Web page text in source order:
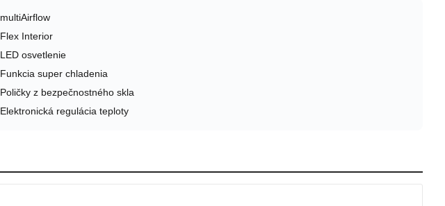
multiAirflow
Flex Interior
LED osvetlenie
Funkcia super chladenia
Poličky z bezpečnostného skla
Elektronická regulácia teploty